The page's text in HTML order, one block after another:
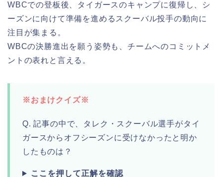
WBCでの登板後、タイガースのキャンプに復帰し、シ
ーズンに向けて準備を進めるスクーバル投手の動向に
注目が集まる。
WBCの決勝進出を願う姿勢も、チームへのコミットメ
ントの表れと言える。
※おまけクイズ※
Q. 記事の中で、タレク・スクーバル選手がタイ
ガースからオフシーズンに受けなかったと明か
したものは？
ここを押して正解を確認